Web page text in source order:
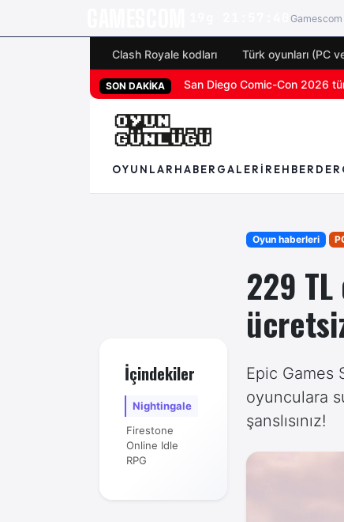
Clash Royale kodları Türk oyunları (PC
SON DAKİKA PS5 özel oyunu God of War
OYUNLAR HABER GALERI REHBER
İçindekiler
Nightingale
Firestone
Online Idle
RPG
Oyun haberleri
229
Epic
oyunculara
şanslısınız!